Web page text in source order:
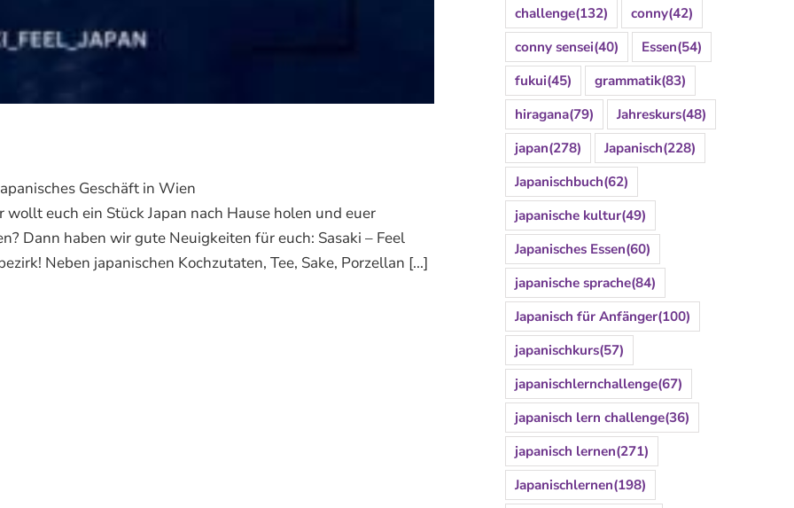
Geschäft in Wien
wollt euch ein Stück Japan nach Hause holen und euer
Dann haben wir gute Neuigkeiten für euch: Sasaki – Feel
Neben japanischen Kochzutaten, Tee, Sake, Porzellan [...]
challenge(132) conny(42)
conny sensei(40) Essen(54)
fukui(45) grammatik(83)
hiragana(79) Jahreskurs(48)
japan(278) Japanisch(228)
Japanischbuch(62)
japanische kultur(49)
Japanisches Essen(60)
japanische sprache(84)
Japanisch für Anfänger(100)
japanischkurs(57)
japanischlernchallenge(67)
japanisch lern challenge(36)
japanisch lernen(271)
Japanischlernen(198)